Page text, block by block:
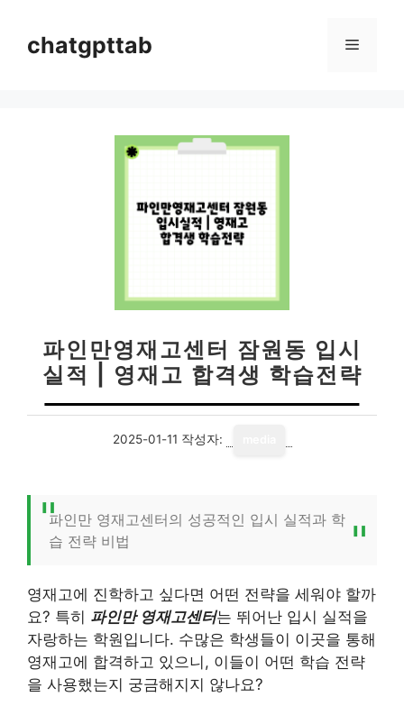
chatgpttab 메
파인만영재고센터 잠원동 입시
실적 | 영재고 합격생 학습전략
2025-01-11 작성자:
파인만 영재고센터의 성공적인 입시 실적과 학
습 전략 비법
영재고에 진학하고 싶다면 어떤 전략을 세워야 할까
요? 특히 파인만 영재고센터는 뛰어난 입시 실적을
자랑하는 학원입니다. 수많은 학생들이 이곳을 통해
영재고에 합격하고 있으니, 이들이 어떤 학습 전략
을 사용했는지 궁금해지지 않나요?